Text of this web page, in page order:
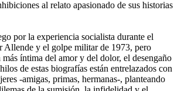
al relato apasionado de sus historias
por la experiencia socialista durante el
Allende y el golpe militar de 1973, pero
íntima del amor y del dolor, el desengaño
de estas biografías están entrelazados con
-amigas, primas, hermanas-, planteando